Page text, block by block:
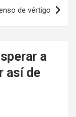
de vértigo
a
así de